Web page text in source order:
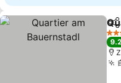
シ
3
9.2